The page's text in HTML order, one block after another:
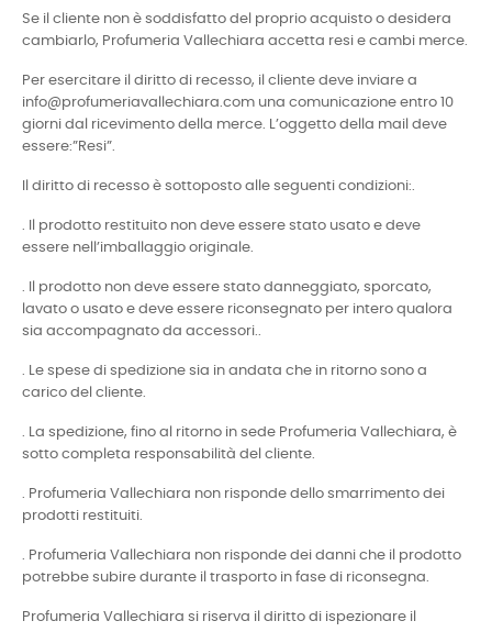
Se il cliente non è soddisfatto del proprio acquisto o desidera
cambiarlo, Profumeria Vallechiara accetta resi e cambi merce.
Per esercitare il diritto di recesso, il cliente deve inviare a
info@profumeriavallechiara.com una comunicazione entro 10
giorni dal ricevimento della merce. L’oggetto della mail deve
essere:”Resi”.
Il diritto di recesso è sottoposto alle seguenti condizioni:.
. Il prodotto restituito non deve essere stato usato e deve
essere nell’imballaggio originale.
. Il prodotto non deve essere stato danneggiato, sporcato,
lavato o usato e deve essere riconsegnato per intero qualora
sia accompagnato da accessori..
. Le spese di spedizione sia in andata che in ritorno sono a
carico del cliente.
. La spedizione, fino al ritorno in sede Profumeria Vallechiara, è
sotto completa responsabilità del cliente.
. Profumeria Vallechiara non risponde dello smarrimento dei
prodotti restituiti.
. Profumeria Vallechiara non risponde dei danni che il prodotto
potrebbe subire durante il trasporto in fase di riconsegna.
Profumeria Vallechiara si riserva il diritto di ispezionare il